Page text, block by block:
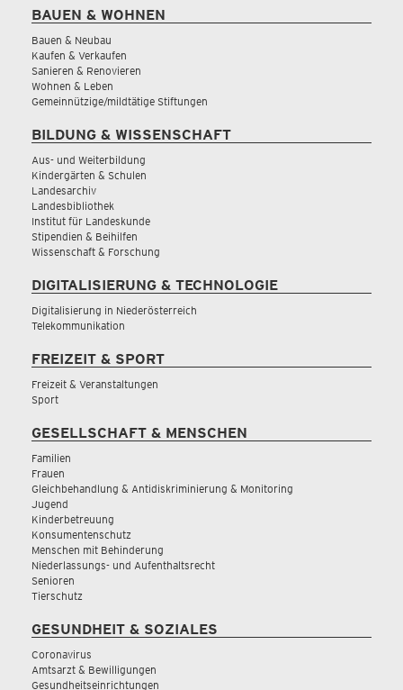
BAUEN & WOHNEN
Bauen & Neubau
Kaufen & Verkaufen
Sanieren & Renovieren
Wohnen & Leben
Gemeinnützige/mildtätige Stiftungen
BILDUNG & WISSENSCHAFT
Aus- und Weiterbildung
Kindergärten & Schulen
Landesarchiv
Landesbibliothek
Institut für Landeskunde
Stipendien & Beihilfen
Wissenschaft & Forschung
DIGITALISIERUNG & TECHNOLOGIE
Digitalisierung in Niederösterreich
Telekommunikation
FREIZEIT & SPORT
Freizeit & Veranstaltungen
Sport
GESELLSCHAFT & MENSCHEN
Familien
Frauen
Gleichbehandlung & Antidiskriminierung & Monitoring
Jugend
Kinderbetreuung
Konsumentenschutz
Menschen mit Behinderung
Niederlassungs- und Aufenthaltsrecht
Senioren
Tierschutz
GESUNDHEIT & SOZIALES
Coronavirus
Amtsarzt & Bewilligungen
Gesundheitseinrichtungen